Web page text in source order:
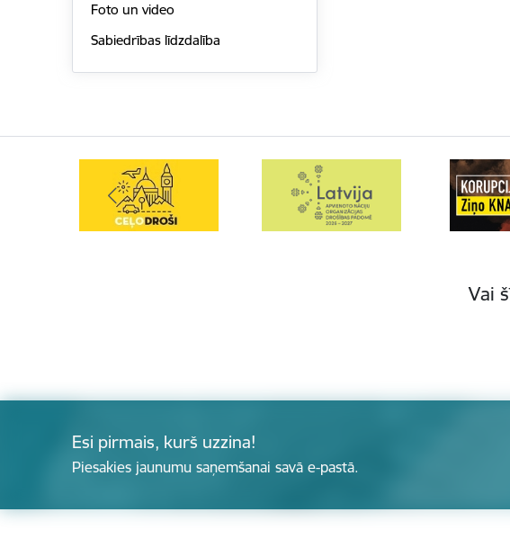
Foto un video
Sabiedrības līdzdalība
Vai
Esi pirmais, kurš uzzina!
Piesakies jaunumu saņemšanai savā e-pastā.